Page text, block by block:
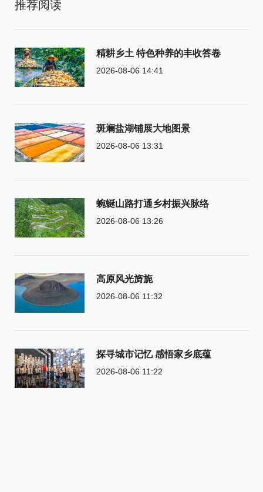
推荐阅读
精耕乡土 特色种养的丰收答卷
2026-08-06 14:41
斑斓盐湖铺展大地图景
2026-08-06 13:31
蜿蜒山路打通乡村振兴脉络
2026-08-06 13:26
高原风光旖旎
2026-08-06 11:32
探寻城市记忆 感悟家乡底蕴
2026-08-06 11:22